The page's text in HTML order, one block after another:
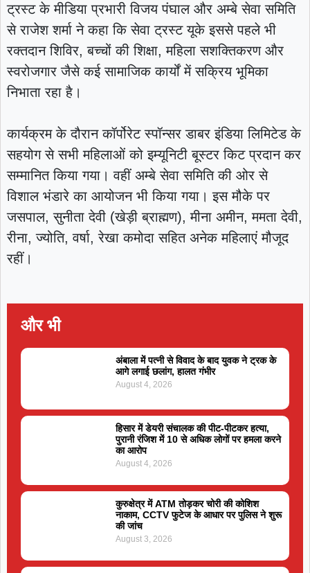
ट्रस्ट के मीडिया प्रभारी विजय पंघाल और अम्बे सेवा समिति
से राजेश शर्मा ने कहा कि सेवा ट्रस्ट यूके इससे पहले भी
रक्तदान शिविर, बच्चों की शिक्षा, महिला सशक्तिकरण और
स्वरोजगार जैसे कई सामाजिक कार्यों में सक्रिय भूमिका
निभाता रहा है।
कार्यक्रम के दौरान कॉर्पोरेट स्पॉन्सर डाबर इंडिया लिमिटेड के
सहयोग से सभी महिलाओं को इम्यूनिटी बूस्टर किट प्रदान कर
सम्मानित किया गया। वहीं अम्बे सेवा समिति की ओर से
विशाल भंडारे का आयोजन भी किया गया। इस मौके पर
जसपाल, सुनीता देवी (खेड़ी ब्राह्मण), मीना अमीन, ममता देवी,
रीना, ज्योति, वर्षा, रेखा कमोदा सहित अनेक महिलाएं मौजूद
रहीं।
और भी
अंबाला में पत्नी से विवाद के बाद युवक ने ट्रक के
आगे लगाई छलांग, हालत गंभीर
August 4, 2026
हिसार में डेयरी संचालक की पीट-पीटकर हत्या,
पुरानी रंजिश में 10 से अधिक लोगों पर हमला करने
का आरोप
August 4, 2026
कुरुक्षेत्र में ATM तोड़कर चोरी की कोशिश
नाकाम, CCTV फुटेज के आधार पर पुलिस ने शुरू
की जांच
August 3, 2026